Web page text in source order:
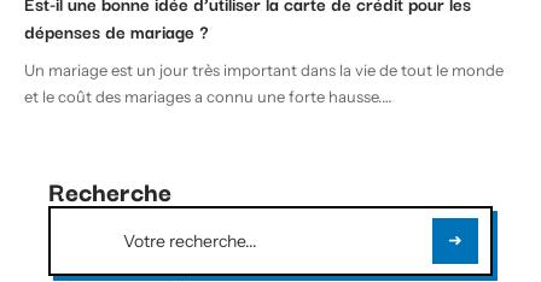
dépenses de mariage ?
Un mariage est un jour très important dans la vie de tout le monde
et le coût des mariages a connu une forte hausse.…
Recherche